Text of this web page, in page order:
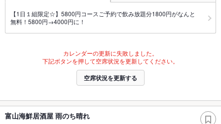
【1日１組限定☆】5800円コースご予約で飲み放題分1800円がなんと
無料！5800円→4000円に！
カレンダーの更新に失敗しました。
下記ボタンを押して空席状況を更新してください。
空席状況を更新する
富山海鮮居酒屋 雨のち晴れ